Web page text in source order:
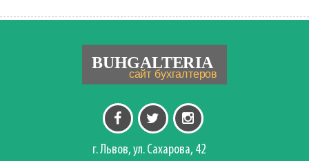
г. Львов, ул. Сахарова, 42